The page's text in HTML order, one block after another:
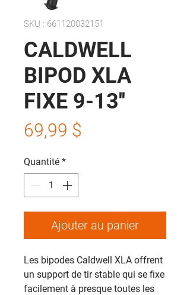
SKU : 661120032151
CALDWELL
BIPOD XLA
FIXE 9-13''
69,99 $
Quantité *
Ajouter au panier
Les bipodes Caldwell XLA offrent
un support de tir stable qui se fixe
facilement à presque toutes les